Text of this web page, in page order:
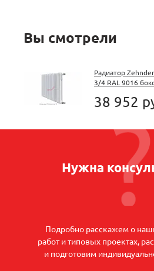
Вы смотрели
Радиатор
3/4 RAL 9016
38 952
Нужна
Подробно расскажем о
работ и типовых проектах,
и подготовим